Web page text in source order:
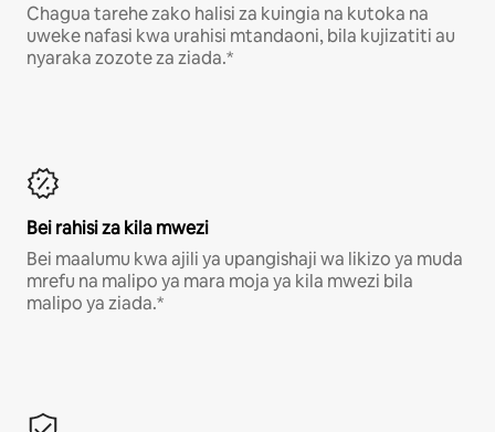
Chagua tarehe zako halisi za kuingia na kutoka na
uweke nafasi kwa urahisi mtandaoni, bila kujizatiti au
nyaraka zozote za ziada.*
Bei rahisi za kila mwezi
Bei maalumu kwa ajili ya upangishaji wa likizo ya muda
mrefu na malipo ya mara moja ya kila mwezi bila
malipo ya ziada.*